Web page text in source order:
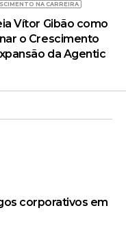
NA CARREIRA
Vítor Gibão como
o Crescimento
da Agentic
corporativos em